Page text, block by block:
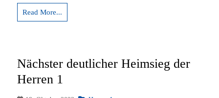
Read More...
Nächster deutlicher Heimsieg der
Herren 1